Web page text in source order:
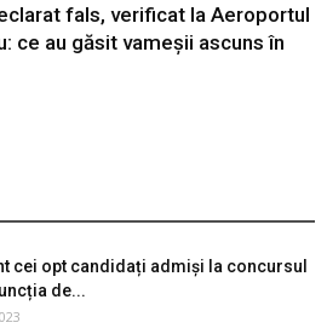
fals, verificat la Aeroportul
ce au găsit vameșii ascuns în
cei opt candidați admiși la concursul
de...